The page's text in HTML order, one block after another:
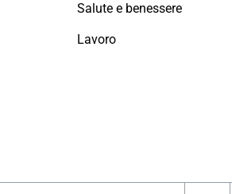
Salute e benessere
Lavoro